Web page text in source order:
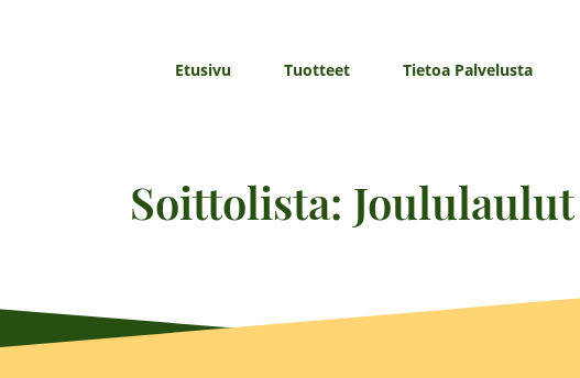
Etusivu Tuotteet Tietoa Palvelusta
Soittolista: Joululaulut